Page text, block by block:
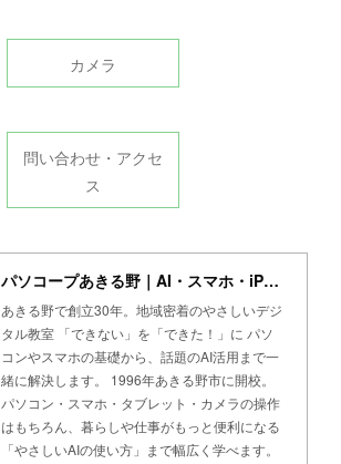
カメラ
問い合わせ・アクセ
ス
パソコープあきる野｜AI・スマホ・iPad・パソコン教室
あきる野で創立30年。地域密着のやさしいデジ
タル教室 「できない」を「できた！」に パソ
コンやスマホの基礎から、話題のAI活用まで一
緒に解決します。 1996年あきる野市に開校。
パソコン・スマホ・タブレット・カメラの操作
はもちろん、暮らしや仕事がもっと便利になる
「やさしいAIの使い方」まで幅広く学べます。